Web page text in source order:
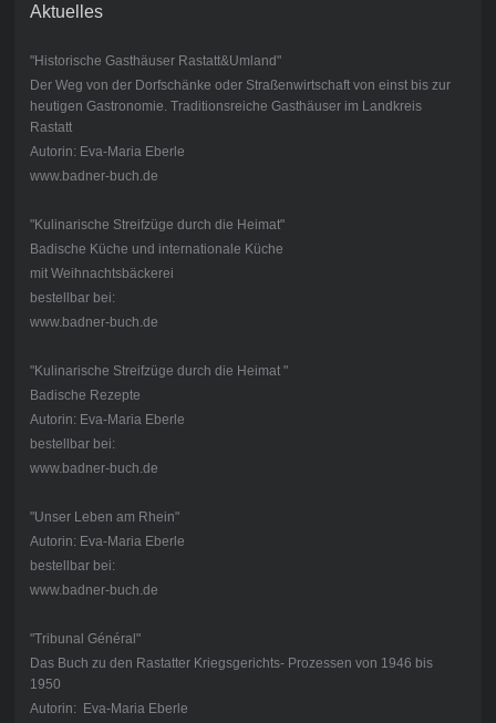
Aktuelles
"Historische Gasthäuser Rastatt&Umland"
Der Weg von der Dorfschänke oder Straßenwirtschaft von einst bis zur
heutigen Gastronomie. Traditionsreiche Gasthäuser im Landkreis
Rastatt
Autorin: Eva-Maria Eberle
www.badner-buch.de
"Kulinarische Streifzüge durch die Heimat"
Badische Küche und internationale Küche
mit Weihnachtsbäckerei
bestellbar bei:
www.badner-buch.de
"Kulinarische Streifzüge durch die Heimat "
Badische Rezepte
Autorin: Eva-Maria Eberle
bestellbar bei:
www.badner-buch.de
"Unser Leben am Rhein"
Autorin: Eva-Maria Eberle
bestellbar bei:
www.badner-buch.de
"Tribunal Général"
Das Buch zu den Rastatter Kriegsgerichts- Prozessen von 1946 bis
1950
Autorin: Eva-Maria Eberle